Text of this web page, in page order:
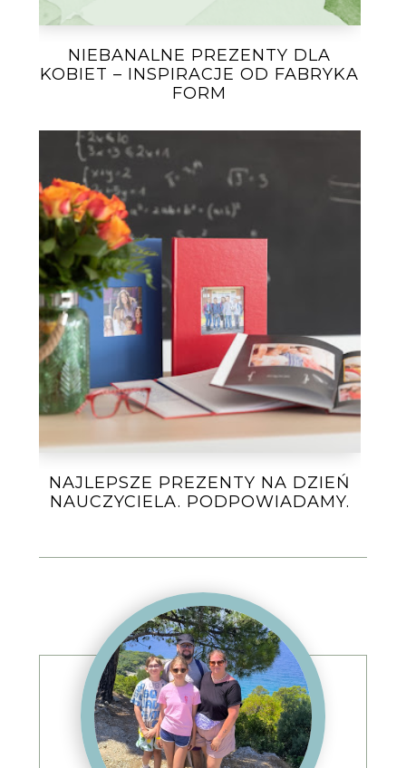
NIEBANALNE PREZENTY DLA
KOBIET – INSPIRACJE OD FABRYKA
FORM
NAJLEPSZE PREZENTY NA DZIEŃ
NAUCZYCIELA. PODPOWIADAMY.